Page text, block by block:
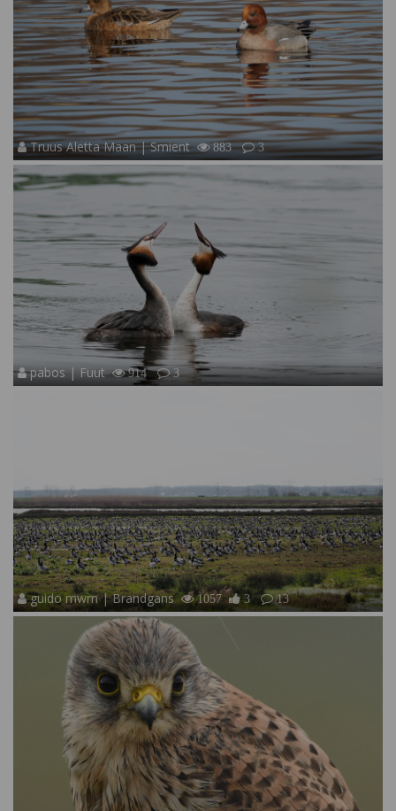
Truus Aletta Maan | Smient 883 3
pabos | Fuut 914 3
guido mwm | Brandgans 1057 3 13